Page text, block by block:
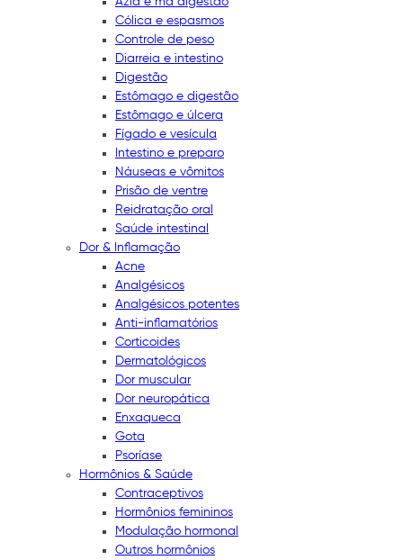
Cólica e espasmos
Controle de peso
Diarreia e intestino
Digestão
Estômago e digestão
Estômago e úlcera
Fígado e vesícula
Intestino e preparo
Náuseas e vômitos
Prisão de ventre
Reidratação oral
Saúde intestinal
Dor & Inflamação
Acne
Analgésicos
Analgésicos potentes
Anti-inflamatórios
Corticoides
Dermatológicos
Dor muscular
Dor neuropática
Enxaqueca
Gota
Psoríase
Hormônios & Saúde
Contraceptivos
Hormônios femininos
Modulação hormonal
Outros hormônios